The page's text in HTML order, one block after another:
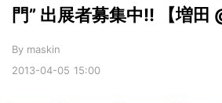
2013-04-05 15:00
門” 出展者募集中!! 【増田
By maskin
TOPICS
RE:LIFE
[Startup]
5G Asana テレワー